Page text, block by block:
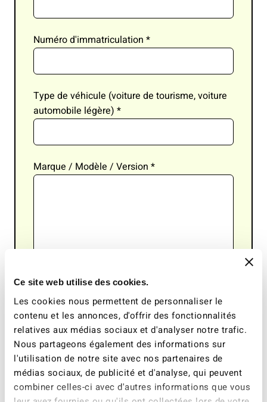
Ce site web utilise des cookies.
Les cookies nous permettent de personnaliser le
contenu et les annonces, d'offrir des fonctionnalités
relatives aux médias sociaux et d'analyser notre trafic.
Nous partageons également des informations sur
l'utilisation de notre site avec nos partenaires de
médias sociaux, de publicité et d'analyse, qui peuvent
combiner celles-ci avec d'autres informations que vous
Numéro d'immatriculation *
Type de véhicule (voiture de tourisme, voiture
automobile légère) *
Marque / Modèle / Version *
Cylindrée (ccm)*
Homologation par type (point 24 du document
d’immatriculation du véhicule)*